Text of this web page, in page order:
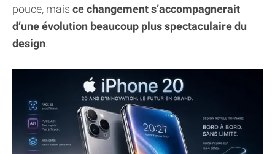
pouce, mais ce changement s’accompagnerait
d’une évolution beaucoup plus spectaculaire du
design.